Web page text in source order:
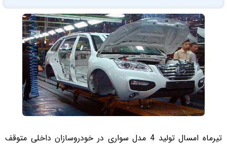
تیرماه امسال تولید 4 مدل سواری در خودروسازان داخلی متوقف